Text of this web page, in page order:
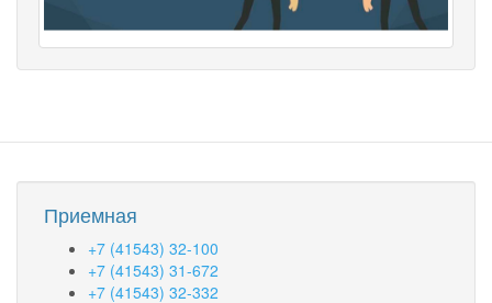
Приемная
+7 (41543) 32-100
+7 (41543) 31-672
+7 (41543) 32-332